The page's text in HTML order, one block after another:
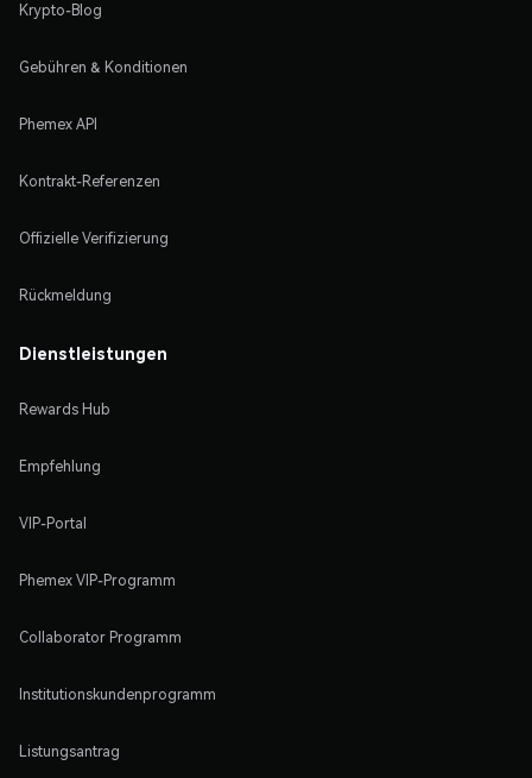
Krypto-Blog
Gebühren & Konditionen
Phemex API
Kontrakt-Referenzen
Offizielle Verifizierung
Rückmeldung
Dienstleistungen
Rewards Hub
Empfehlung
VIP-Portal
Phemex VIP-Programm
Collaborator Programm
Institutionskundenprogramm
Listungsantrag